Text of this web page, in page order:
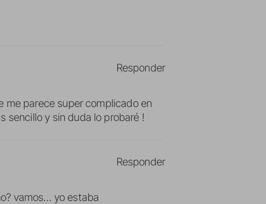
me parece super complicado en
sencillo y sin duda lo probaré !
Responder
vamos… yo estaba
Responder